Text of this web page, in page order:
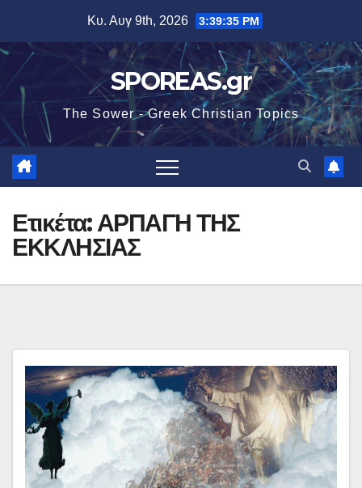
περιεχόμενο
Κυ. Αυγ 9th, 2026 3:39:36 PM
SPOREAS.gr
The Sower - Greek Christian Topics
Ετικέτα:ΑΡΠΑΓΗ ΤΗΣ
ΕΚΚΛΗΣΙΑΣ